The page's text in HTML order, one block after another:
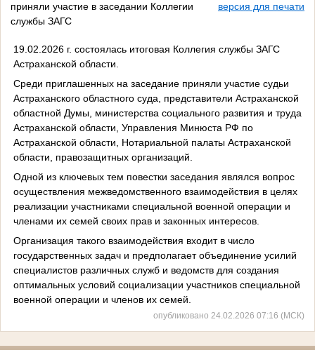
приняли участие в заседании Коллегии
службы ЗАГС
версия для печати
19.02.2026 г. состоялась итоговая Коллегия службы ЗАГС
Астраханской области.
Среди приглашенных на заседание приняли участие судьи
Астраханского областного суда, представители Астраханской
областной Думы, министерства социального развития и труда
Астраханской области, Управления Минюста РФ по
Астраханской области, Нотариальной палаты Астраханской
области, правозащитных организаций.
Одной из ключевых тем повестки заседания являлся вопрос
осуществления межведомственного взаимодействия в целях
реализации участниками специальной военной операции и
членами их семей своих прав и законных интересов.
Организация такого взаимодействия входит в число
государственных задач и предполагает объединение усилий
специалистов различных служб и ведомств для создания
оптимальных условий социализации участников специальной
военной операции и членов их семей.
опубликовано 24.02.2026 07:16 (МСК)